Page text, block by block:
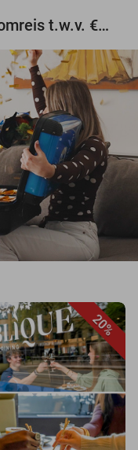
Maak gratis kans op een droomreis t.w.v. €3.000!
20%